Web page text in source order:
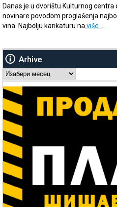
Danas je u dvorištu Kulturnog
novinare povodom proglašenja
vina. Najbolju karikaturu na više…
Arhive
Arhive